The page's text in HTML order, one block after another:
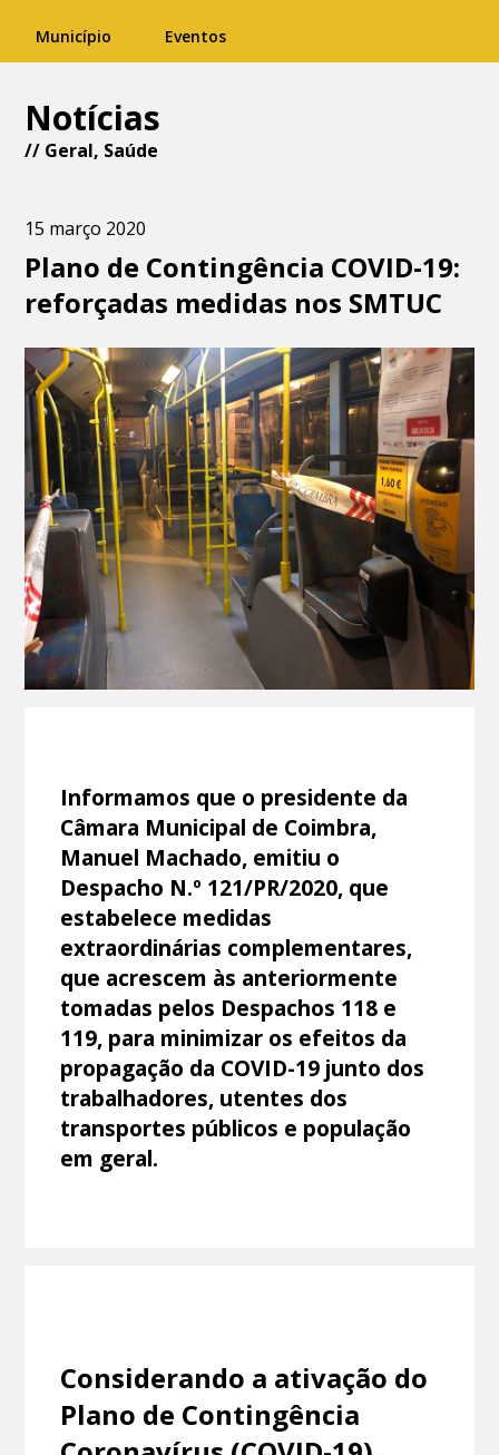
Município Eventos
Notícias
// Geral, Saúde
15 março 2020
Plano de Contingência COVID-19:
reforçadas medidas nos SMTUC
Informamos que o presidente da
Câmara Municipal de Coimbra,
Manuel Machado, emitiu o
Despacho N.º 121/PR/2020, que
estabelece medidas
extraordinárias complementares,
que acrescem às anteriormente
tomadas pelos Despachos 118 e
119, para minimizar os efeitos da
propagação da COVID-19 junto dos
trabalhadores, utentes dos
transportes públicos e população
em geral.
Considerando a ativação do
Plano de Contingência